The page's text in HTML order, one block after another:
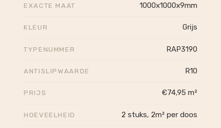
EXACTE MAAT 1000x1000x9mm
KLEUR Grijs
TYPENUMMER RAP3190
ANTISLIPWAARDE R10
PRIJS €74,95 m²
HOEVEELHEID 2 stuks, 2m² per doos